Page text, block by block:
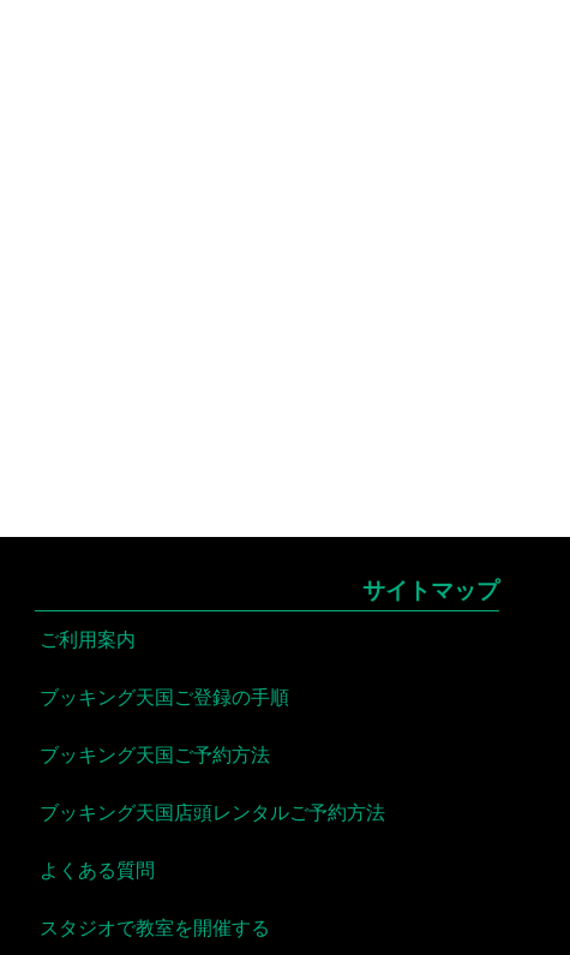
サイトマップ
ご利用案内
ブッキング天国ご登録の手順
ブッキング天国ご予約方法
ブッキング天国店頭レンタルご予約方法
よくある質問
スタジオで教室を開催する